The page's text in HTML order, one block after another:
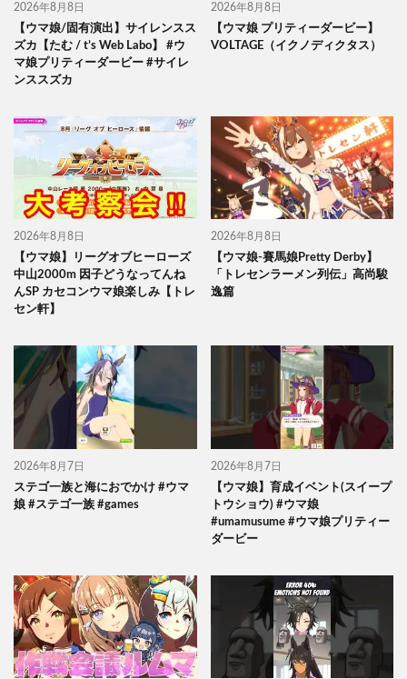
2026年8月8日
【ウマ娘/固有演出】サイレンスス
ズカ【たむ / t’s Web Labo】 #ウ
マ娘プリティーダービー #サイレ
ンススズカ
2026年8月8日
【ウマ娘 プリティーダービー】
VOLTAGE（イクノディクタス）
2026年8月8日
【ウマ娘】リーグオブヒーローズ
中山2000m 因子どうなってんね
んSP カセコンウマ娘楽しみ【トレ
セン軒】
2026年8月8日
【ウマ娘-賽馬娘Pretty Derby】
「トレセンラーメン列伝」高尚駿
逸篇
2026年8月7日
ステゴ一族と海におでかけ #ウマ
娘 #ステゴ一族 #games
2026年8月7日
【ウマ娘】育成イベント(スイープ
トウショウ) #ウマ娘
#umamusume #ウマ娘プリティー
ダービー